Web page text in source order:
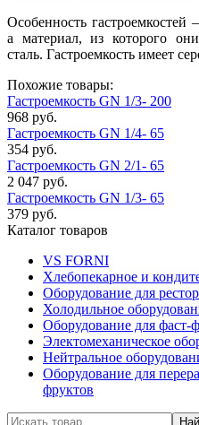
Особенность гастроемкостей
а материал, из которого
сталь. Гастроемкость имеет
Похожие товары:
Гастроемкость GN 1/3- 200
968 руб.
Гастроемкость GN 1/4- 65
354 руб.
Гастроемкость GN 2/1- 65
2 047 руб.
Гастроемкость GN 1/3- 65
379 руб.
Каталог товаров
VS FORNI
Хлебопекарное и
Оборудование для
Холодильное
Оборудование для фаст-
Электомеханическое
Нейтральное
Оборудование для
фруктов